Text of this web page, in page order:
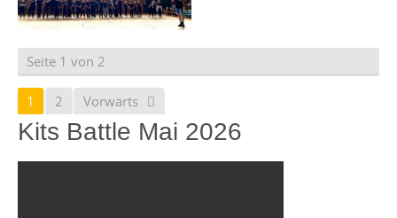
Seite 1 von 2
1 2 Vorwärts
Kits Battle Mai 2026